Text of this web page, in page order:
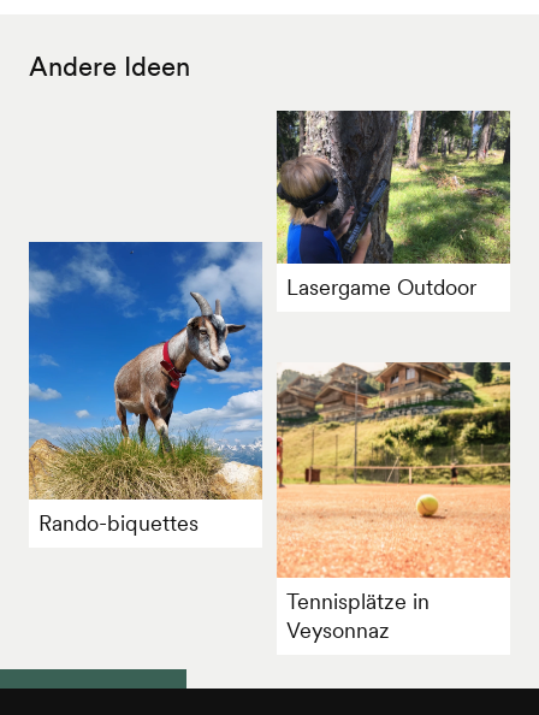
Andere Ideen
Lasergame Outdoor
Rando-biquettes
Tennisplätze in
Veysonnaz